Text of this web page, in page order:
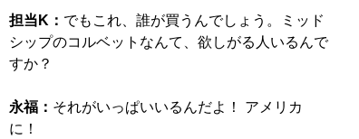
担当K： でもこれ、誰が買うんでしょう。ミッド
シップのコルベットなんて、欲しがる人いるんで
すか？
永福： それがいっぱいいるんだよ！ アメリカ
に！